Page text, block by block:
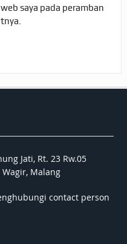
saya pada peramban
Jati, Rt. 23 Rw.05
Malang
contact person